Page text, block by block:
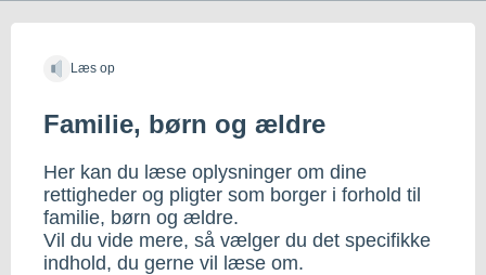
Kalaallisut
Læs op
Familie, børn og ældre
Her kan du læse oplysninger om dine
rettigheder og pligter som borger i forhold til
familie, børn og ældre.
Vil du vide mere, så vælger du det specifikke
indhold, du gerne vil læse om.